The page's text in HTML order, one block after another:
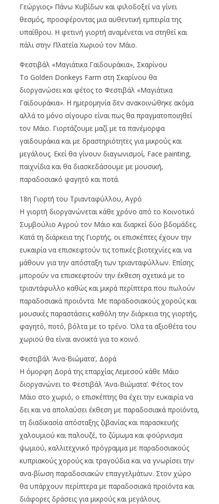
Γεώργιος» Πάνω Κυβίδων και φιλοδοξεί να γίνει
θεσμός, προσφέροντας μια αυθεντική εμπειρία της
υπαίθρου. Η φετινή γιορτή αναμένεται να στηθεί και
πάλι στην Πλατεία Χωριού τον Μάιο.
Φεστιβάλ «Μαγιάτικα Γαϊδουράκια», Σκαρίνου
Το Golden Donkeys Farm στη Σκαρίνου θα
διοργανώσει και φέτος το Φεστιβάλ «Μαγιάτικα
Γαϊδουράκια». Η ημερομηνία δεν ανακοινώθηκε ακόμα
αλλά το μόνο σίγουρο είναι πως θα πραγματοποιηθεί
τον Μάιο. Γιορτάζουμε μαζί με τα πανέμορφα
γαϊδουράκια και με δραστηριότητες για μικρούς και
μεγάλους. Εκεί θα γίνουν διαγωνισμοί, Face painting,
παιχνίδια και θα διασκεδάσουμε με μουσική,
παραδοσιακό φαγητό και ποτά.
18η Γιορτή του Τριανταφύλλου, Αγρό
Η γιορτή διοργανώνεται κάθε χρόνο από το Κοινοτικό
Συμβούλιο Αγρού τον Μάιο και διαρκεί δύο βδομάδες.
Κατά τη διάρκεια της Γιορτής, οι επισκέπτες έχουν την
ευκαιρία να επισκεφτούν τις τοπικές βιοτεχνίες και να
μάθουν για την απόσταξη των τριανταφύλλων. Επίσης
μπορούν να επισκεφτούν την έκθεση σχετικά με το
τριαντάφυλλο καθώς και μικρά περίπτερα που πωλούν
παραδοσιακά προιόντα. Με παραδοσιακούς χορούς και
μουσικές παραστάσεις καθόλη την διάρκεια της γιορτής,
φαγητό, ποτό, βόλτα με το τρένο. Όλα τα αξιοθέτα του
χωριού θα είναι ανοικτά για το κοινό.
Φεστιβάλ ‘Ανα-Βιώματα’, Δορά
Η όμορφη Δορά της επαρχίας Λεμεσού κάθε Μάιο
διοργανώνει το Φεστιβάλ ‘Ανα-Βιώματα’. Φέτος τον
Μάιο στο χωριό, ο επισκέπτης θα έχει την ευκαιρία να
δει και να απολαύσει έκθεση με παραδοσιακά προϊόντα,
τη διαδικασία απόσταξης ζιβανίας και παρασκευής
χαλουμιού και παλουζέ, το ζύμωμα και φούρνισμα
ψωμιού, καλλιτεχνικό πρόγραμμα με παραδοσιακούς
κυπριακούς χορούς και τραγούδια και να γνωρίσει την
ανα-βίωση παραδοσιακών επαγγελμάτων. Στον χώρο
θα υπάρχουν περίπτερα με παραδοσιακά προϊόντα και
διάφορες δράσεις για μικρούς και μεγάλους.